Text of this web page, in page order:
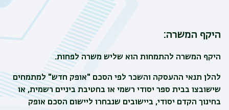
היקף המשרה:
היקף המשרה להתמחות הוא שליש משרה לפחות.
להלן תנאי ההעסקה והשכר לפי הסכם "אופק חדש" למתמחים
שישובצו בבית ספר יסודי רשמי או בחטיבת ביניים רשמית, או
בחינוך הקדם יסודי, ביישובים שנבחרו ליישום הסכם אופק